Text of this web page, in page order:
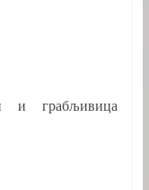
и грабљивица